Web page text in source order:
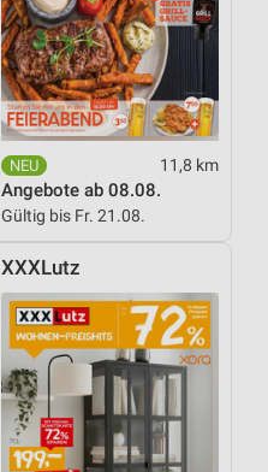
11,8 km
Angebote ab 08.08.
Gültig bis Fr. 21.08.
XXXLutz